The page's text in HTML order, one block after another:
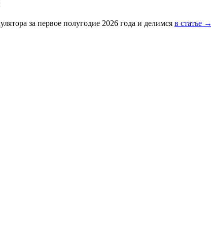
за первое полугодие 2026 года и делимся в статье →